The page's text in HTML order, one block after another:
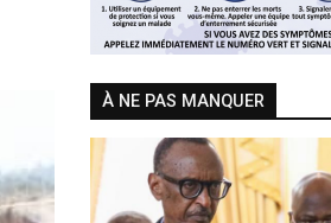
À NE PAS MANQUER